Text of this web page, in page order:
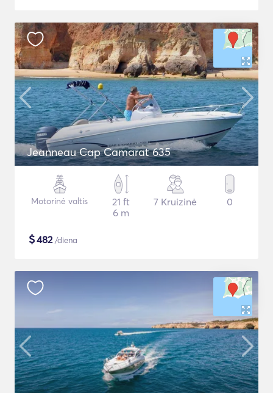
Jeanneau Cap Camarat 635
Motorinė valtis
21 ft
6 m
7 Kruizinė 0
$482/diena